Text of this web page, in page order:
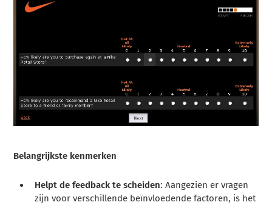
Belangrijkste kenmerken
Helpt de feedback te scheiden: Aangezien er vragen
zijn voor verschillende beïnvloedende factoren, is het